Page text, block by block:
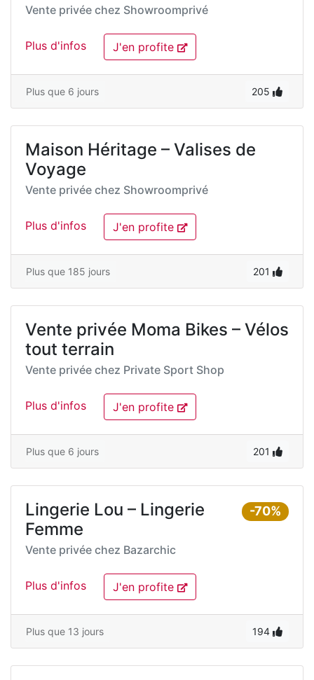
Vente privée chez Showroomprivé
Plus d'infos J'en profite
Plus que 6 jours 205
Maison Héritage – Valises de
Voyage
Vente privée chez Showroomprivé
Plus d'infos J'en profite
Plus que 185 jours 201
Vente privée Moma Bikes – Vélos
tout terrain
Vente privée chez Private Sport Shop
Plus d'infos J'en profite
Plus que 6 jours 201
-70%
Lingerie Lou – Lingerie
Femme
Vente privée chez Bazarchic
Plus d'infos J'en profite
Plus que 13 jours 194